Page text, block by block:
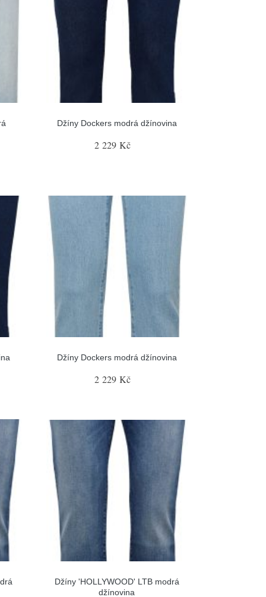
Džíny Dockers modrá džínovina
2 229 Kč
Džíny Dockers modrá džínovina
2 229 Kč
Džíny 'HOLLYWOOD' LTB modrá
džínovina